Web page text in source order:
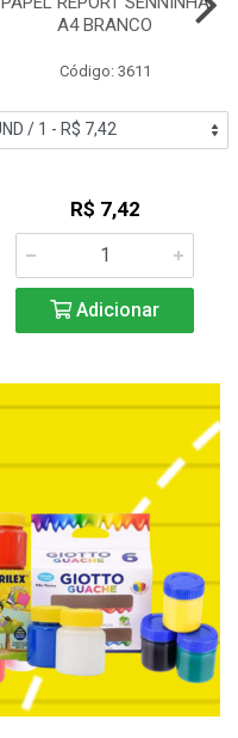
A4 BRANCO
Código: 3611
R$ 7,42
Adicionar